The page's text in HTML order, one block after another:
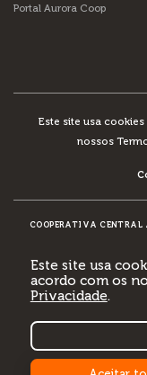
Portal Aurora Coop
Este site usa
nossos
COOPERATIVA CENTRAL
Este site usa
acordo com os
Privacidade.